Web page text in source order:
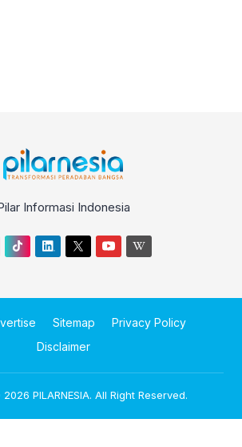
Informasi Indonesia
Sitemap
Privacy Policy
Disclaimer
2026 PILARNESIA. All Right Reserved.